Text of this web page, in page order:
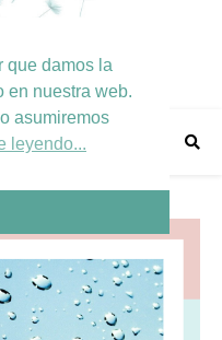
que damos la
en nuestra web.
asumiremos
leyendo...